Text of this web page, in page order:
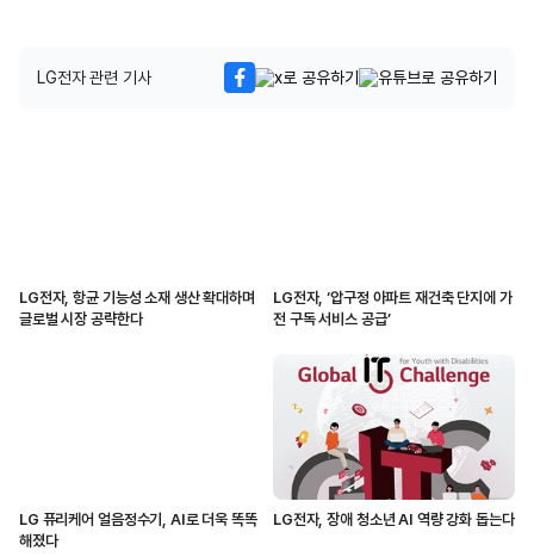
LG전자 관련 기사
LG전자, 항균 기능성 소재 생산 확대하며
글로벌 시장 공략한다
LG전자, ‘압구정 아파트 재건축 단지에 가
전 구독 서비스 공급’
LG 퓨리케어 얼음정수기, AI로 더욱 똑똑
해졌다
LG전자, 장애 청소년 AI 역량 강화 돕는다